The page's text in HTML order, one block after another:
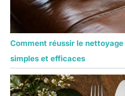
Comment réussir le
simples et efficaces